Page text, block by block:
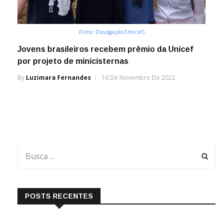
(Foto: Divulgação/Unicef)
Jovens brasileiros recebem prêmio da Unicef
por projeto de minicisternas
By Luzimara Fernandes 16 De Novembro De 2022
POSTS RECENTES